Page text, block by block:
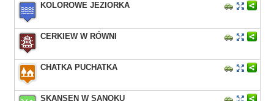
KOLOROWE JEZIORKA
CERKIEW W RÓWNI
CHATKA PUCHATKA
SKANSEN W SANOKU